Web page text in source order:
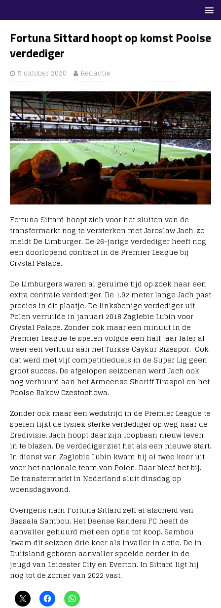
Fortuna Sittard hoopt op komst Poolse
verdediger
5 oktober 2020 Redactie
Fortuna Sittard hoopt zich voor het sluiten van de
transfermarkt nog te versterken met Jaroslaw Jach, zo
meldt De Limburger. De 26-jarige verdediger heeft nog
een doorlopend contract in de Premier League bij
Crystal Palace.
De Limburgers waren al geruime tijd op zoek naar een
extra centrale verdediger. De 1.92 meter lange Jach past
precies in dit plaatje. De linksbenige verdediger uit
Polen verruilde in januari 2018 Zaglebie Lubin voor
Crystal Palace. Zonder ook maar een minuut in de
Premier League te spelen volgde een half jaar later al
weer een verhuur aan het Turkse Caykur Rizespor. Ook
dat werd met vijf competitieduels in de Super Lig geen
groot succes. De afgelopen seizoenen werd Jach ook
nog verhuurd aan het Armeense Sheriff Tiraspol en het
Poolse Rakow Czestochowa.
Zonder ook maar een wedstrijd in de Premier League te
spelen lijkt de fysiek sterke verdediger op weg naar de
Eredivisie. Jach hoopt daar zijn loopbaan nieuw leven
in te blazen. De verdediger ziet het als een nieuwe start.
In dienst van Zaglebie Lubin kwam hij al twee keer uit
voor het nationale team van Polen. Daar bleef het bij.
De transfermarkt in Nederland sluit dinsdag op
woensdagavond.
Overigens nam Fortuna Sittard zelf al afscheid van
Bassala Sambou. Het Deense Randers FC heeft de
aanvaller gehuurd met een optie tot koop. Sambou
kwam dit seizoen drie keer als invaller in actie. De in
Duitsland geboren aanvaller speelde eerder in de
jeugd van Leicester City en Everton. In Sittard ligt hij
nog tot de zomer van 2022 vast.